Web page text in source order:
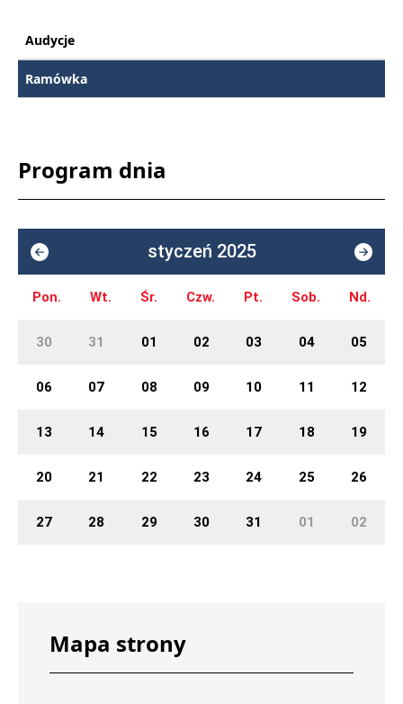
Audycje
Ramówka
Program dnia
styczeń 2025
Pon. Wt. Śr. Czw. Pt. Sob. Nd.
30 31 01 02 03 04 05
06 07 08 09 10 11 12
13 14 15 16 17 18 19
20 21 22 23 24 25 26
27 28 29 30 31 01 02
Mapa strony